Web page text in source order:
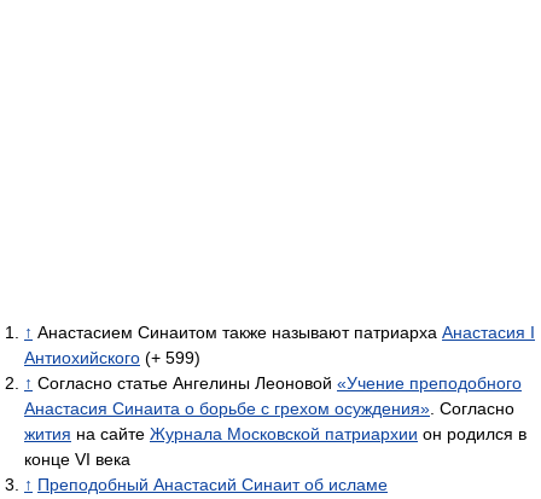
↑ Анастасием Синаитом также называют патриарха Анастасия I
Антиохийского (+ 599)
↑ Согласно статье Ангелины Леоновой «Учение преподобного
Анастасия Синаита о борьбе с грехом осуждения». Согласно
жития на сайте Журнала Московской патриархии он родился в
конце VI века
↑ Преподобный Анастасий Синаит об исламе